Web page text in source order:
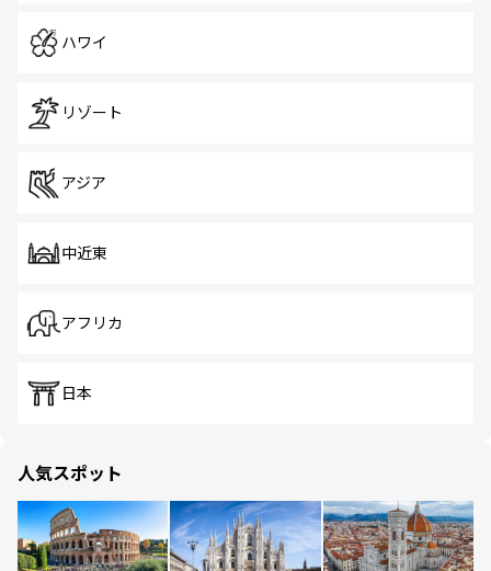
ハワイ
リゾート
アジア
中近東
アフリカ
日本
人気スポット